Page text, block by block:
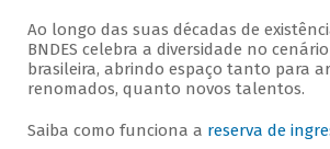
Ao longo das suas décadas de
BNDES celebra a diversidade no
brasileira, abrindo espaço tanto para
renomados, quanto novos talentos.
Saiba como funciona a reserva de